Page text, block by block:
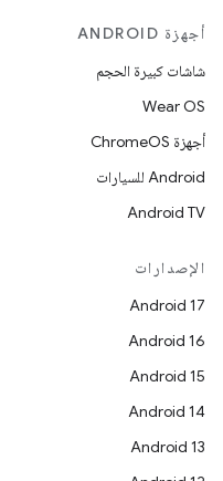
أجهزة ANDROID
شاشات كبيرة الحجم
Wear OS
أجهزة ChromeOS
Android للسيارات
Android TV
الإصدارات
Android 17
Android 16
Android 15
Android 14
Android 13